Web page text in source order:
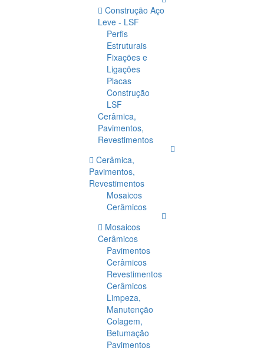
Construção Aço
Leve - LSF
Perfis
Estruturais
Fixações e
Ligações
Placas
Construção
LSF
Cerâmica,
Pavimentos,
Revestimentos
Cerâmica,
Pavimentos,
Revestimentos
Mosaicos
Cerâmicos
Mosaicos
Cerâmicos
Pavimentos
Cerâmicos
Revestimentos
Cerâmicos
Limpeza,
Manutenção
Colagem,
Betumação
Pavimentos